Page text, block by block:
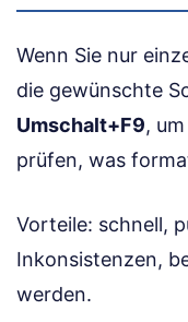
Wenn Sie nur
die gewünschte
Umschalt+F9,
prüfen, was
Vorteile: schnell,
Inkonsistenzen,
werden.